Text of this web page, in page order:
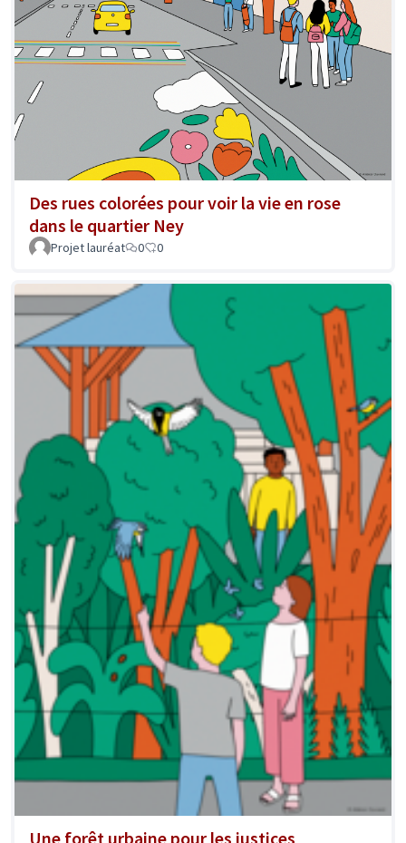
Des rues colorées pour voir la vie en rose
dans le quartier Ney
Projet lauréat 0 0
Une forêt urbaine pour les justices